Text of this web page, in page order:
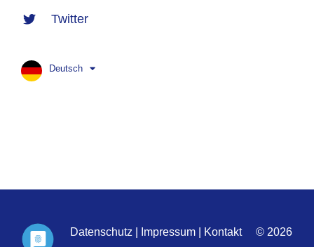
Twitter
Deutsch
Datenschutz Impressum Kontakt
© 2026